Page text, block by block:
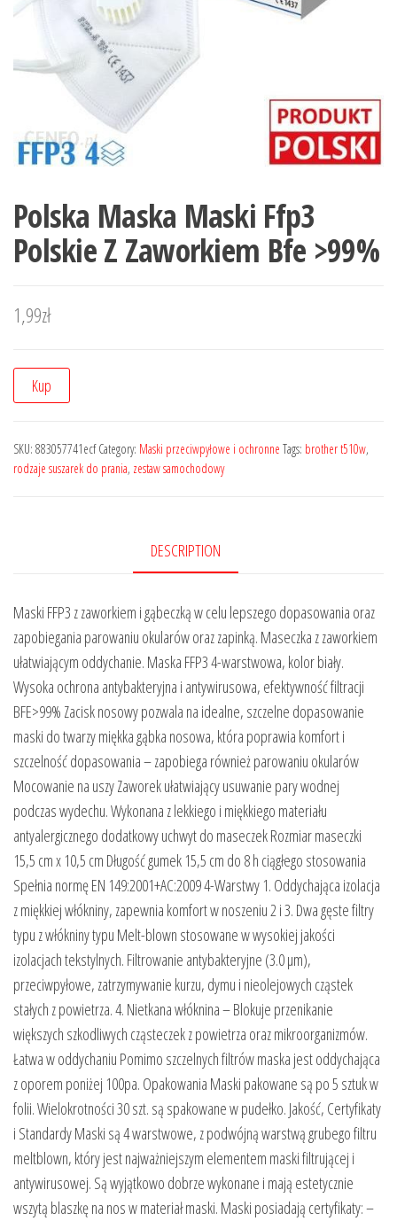
Polska Maska Maski Ffp3
Polskie Z Zaworkiem Bfe >99%
1,99zł
Kup
SKU: 883057741ecf Category: Maski przeciwpyłowe i ochronne Tags: brother t510w,
rodzaje suszarek do prania, zestaw samochodowy
DESCRIPTION
Maski FFP3 z zaworkiem i gąbeczką w celu lepszego dopasowania oraz
zapobiegania parowaniu okularów oraz zapinką. Maseczka z zaworkiem
ułatwiającym oddychanie. Maska FFP3 4-warstwowa, kolor biały.
Wysoka ochrona antybakteryjna i antywirusowa, efektywność filtracji
BFE>99% Zacisk nosowy pozwala na idealne, szczelne dopasowanie
maski do twarzy miękka gąbka nosowa, która poprawia komfort i
szczelność dopasowania – zapobiega również parowaniu okularów
Mocowanie na uszy Zaworek ułatwiający usuwanie pary wodnej
podczas wydechu. Wykonana z lekkiego i miękkiego materiału
antyalergicznego dodatkowy uchwyt do maseczek Rozmiar maseczki
15,5 cm x 10,5 cm Długość gumek 15,5 cm do 8 h ciągłego stosowania
Spełnia normę EN 149:2001+AC:2009 4-Warstwy 1. Oddychająca izolacja
z miękkiej włókniny, zapewnia komfort w noszeniu 2 i 3. Dwa gęste filtry
typu z włókniny typu Melt-blown stosowane w wysokiej jakości
izolacjach tekstylnych. Filtrowanie antybakteryjne (3.0 µm),
przeciwpyłowe, zatrzymywanie kurzu, dymu i nieolejowych cząstek
stałych z powietrza. 4. Nietkana włóknina – Blokuje przenikanie
większych szkodliwych cząsteczek z powietrza oraz mikroorganizmów.
Łatwa w oddychaniu Pomimo szczelnych filtrów maska jest oddychająca
z oporem poniżej 100pa. Opakowania Maski pakowane są po 5 sztuk w
folii. Wielokrotności 30 szt. są spakowane w pudełko. Jakość, Certyfikaty
i Standardy Maski są 4 warstwowe, z podwójną warstwą grubego filtru
meltblown, który jest najważniejszym elementem maski filtrującej i
antywirusowej. Są wyjątkowo dobrze wykonane i mają estetycznie
wszytą blaszkę na nos w materiał maski. Maski posiadają certyfikaty: –